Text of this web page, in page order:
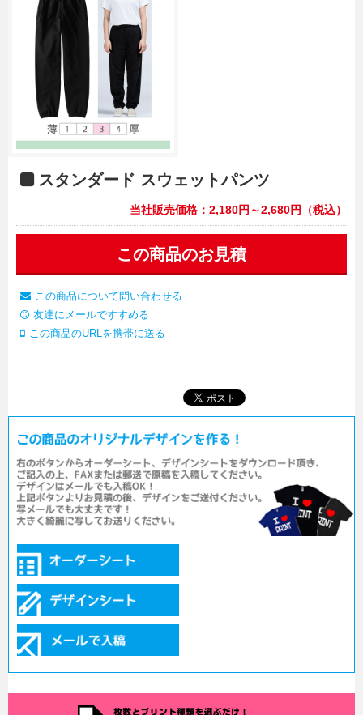
スタンダード スウェットパンツ
当社販売価格：2,180円～2,680円（税込）
この商品のお見積
この商品について問い合わせる
友達にメールですすめる
この商品のURLを携帯に送る